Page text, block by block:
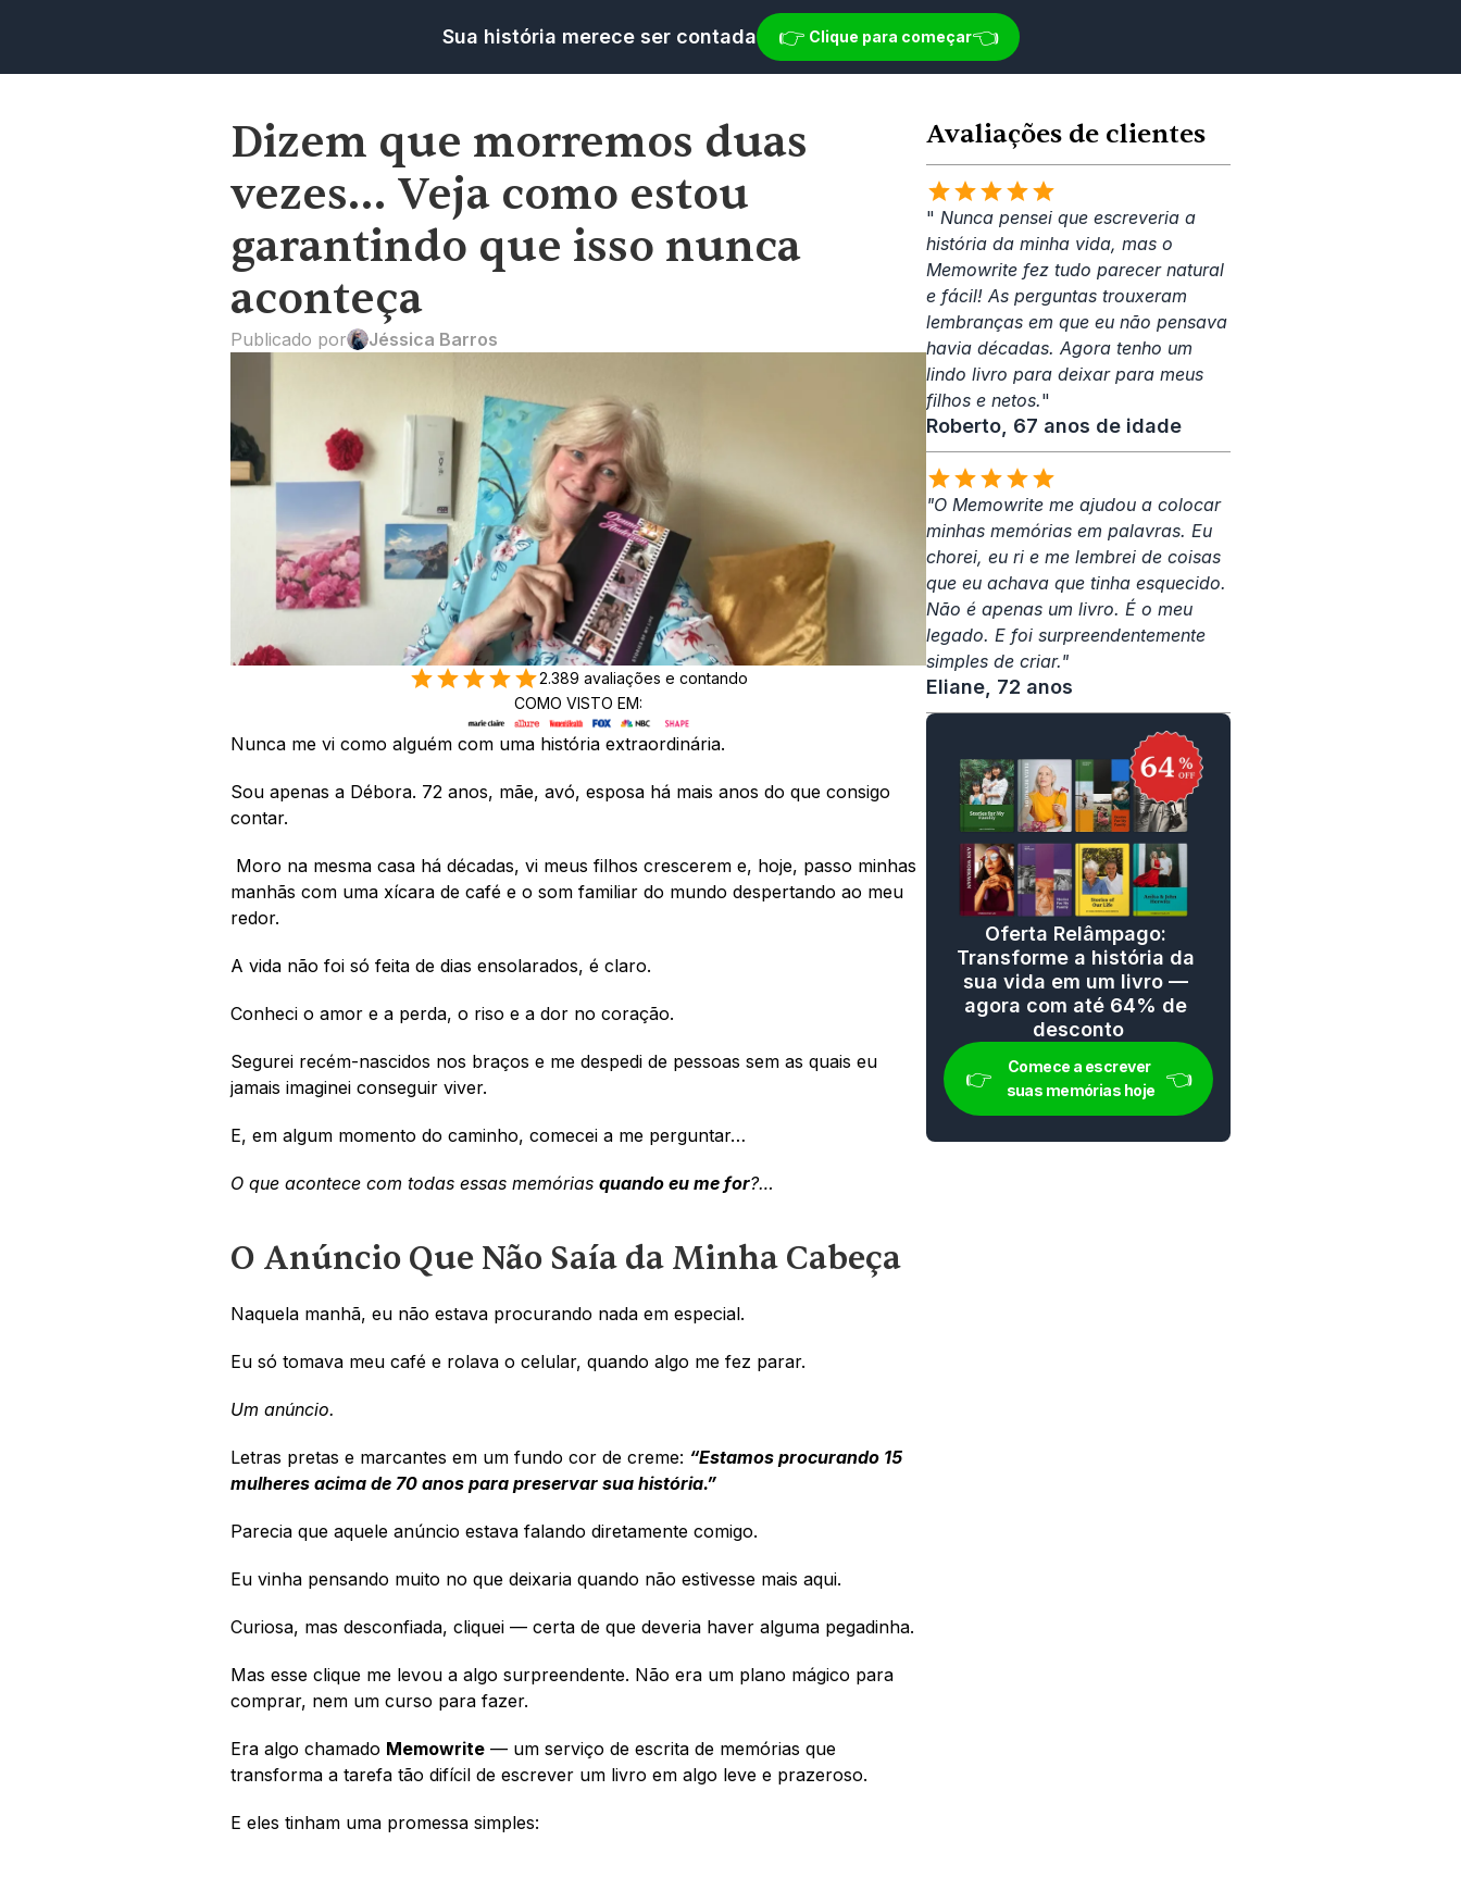
Sua história merece ser contada 👉 Clique para começar👈
Dizem que morremos duas
vezes… Veja como estou
garantindo que isso nunca
aconteça
Publicado por Jéssica Barros
2.389 avaliações e contando
COMO VISTO EM:
Nunca me vi como alguém com uma história extraordinária.
Sou apenas a Débora. 72 anos, mãe, avó, esposa há mais anos do que consigo
contar.
Moro na mesma casa há décadas, vi meus filhos crescerem e, hoje, passo minhas
manhãs com uma xícara de café e o som familiar do mundo despertando ao meu
redor.
A vida não foi só feita de dias ensolarados, é claro.
Conheci o amor e a perda, o riso e a dor no coração.
Segurei recém-nascidos nos braços e me despedi de pessoas sem as quais eu
jamais imaginei conseguir viver.
E, em algum momento do caminho, comecei a me perguntar…
O que acontece com todas essas memórias quando eu me for?…
O Anúncio Que Não Saía da Minha Cabeça
Naquela manhã, eu não estava procurando nada em especial.
Eu só tomava meu café e rolava o celular, quando algo me fez parar.
Um anúncio.
Letras pretas e marcantes em um fundo cor de creme: “Estamos procurando 15
mulheres acima de 70 anos para preservar sua história.”
Parecia que aquele anúncio estava falando diretamente comigo.
Eu vinha pensando muito no que deixaria quando não estivesse mais aqui.
Curiosa, mas desconfiada, cliquei — certa de que deveria haver alguma pegadinha.
Mas esse clique me levou a algo surpreendente. Não era um plano mágico para
comprar, nem um curso para fazer.
Era algo chamado Memowrite — um serviço de escrita de memórias que
transforma a tarefa tão difícil de escrever um livro em algo leve e prazeroso.
E eles tinham uma promessa simples:
Avaliações de clientes
" Nunca pensei que escreveria a
história da minha vida, mas o
Memowrite fez tudo parecer natural
e fácil! As perguntas trouxeram
lembranças em que eu não pensava
havia décadas. Agora tenho um
lindo livro para deixar para meus
filhos e netos."
Roberto, 67 anos de idade
"O Memowrite me ajudou a colocar
minhas memórias em palavras. Eu
chorei, eu ri e me lembrei de coisas
que eu achava que tinha esquecido.
Não é apenas um livro. É o meu
legado. E foi surpreendentemente
simples de criar."
Eliane, 72 anos
Oferta Relâmpago:
Transforme a história da
sua vida em um livro —
agora com até 64% de
desconto
👉
Comece a escrever
suas memórias hoje
👈